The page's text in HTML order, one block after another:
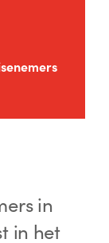
in
in het